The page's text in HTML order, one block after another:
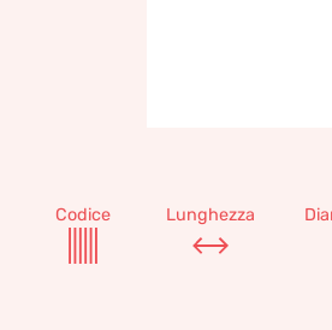
Codice Lunghezza